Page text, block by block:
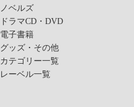
ノベルズ
ドラマCD・DVD
電子書籍
グッズ・その他
カテゴリー一覧
レーベル一覧